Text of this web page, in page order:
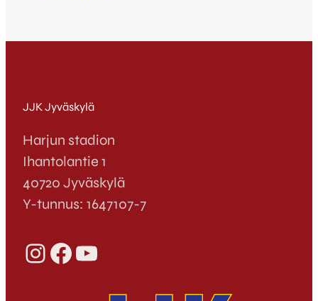
JJK Jyväskylä
Harjun stadion
Ihantolantie 1
40720 Jyväskylä
Y-tunnus: 1647107-7
InstagramFacebook YouTube